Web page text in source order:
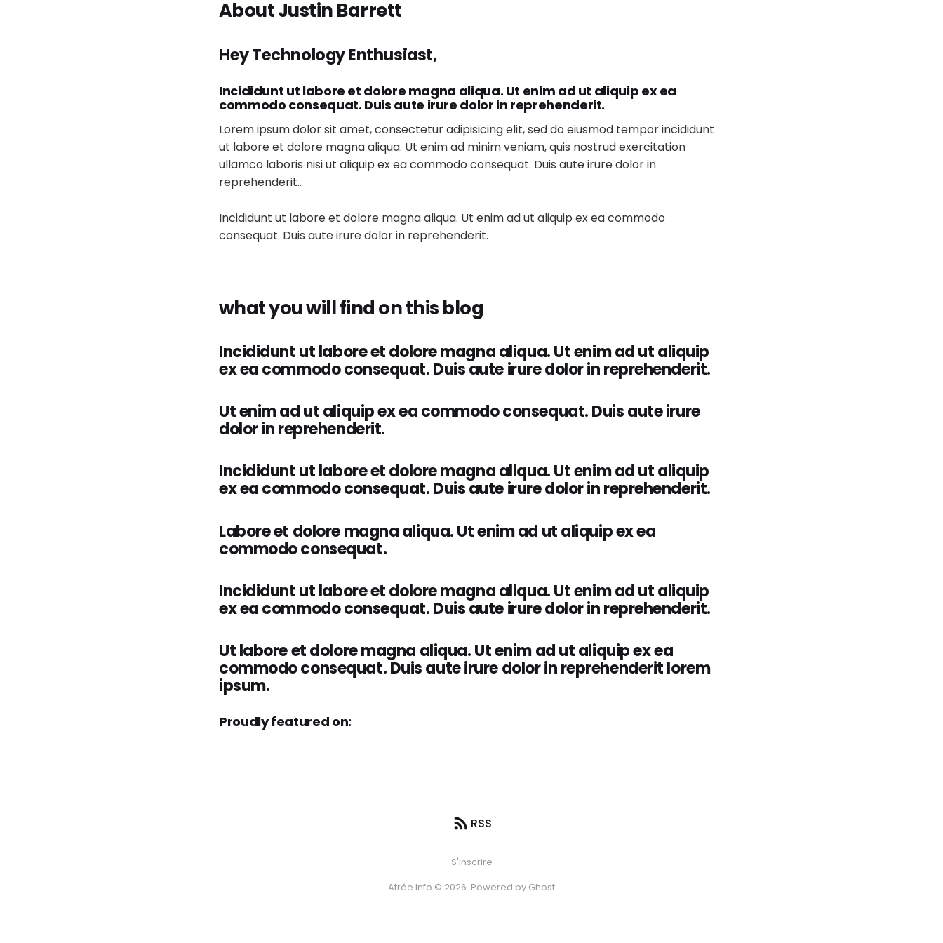
About Justin Barrett
Hey Technology Enthusiast,
Incididunt ut labore et dolore magna aliqua. Ut enim ad ut aliquip ex ea
commodo consequat. Duis aute irure dolor in reprehenderit.
Lorem ipsum dolor sit amet, consectetur adipisicing elit, sed do eiusmod tempor incididunt
ut labore et dolore magna aliqua. Ut enim ad minim veniam, quis nostrud exercitation
ullamco laboris nisi ut aliquip ex ea commodo consequat. Duis aute irure dolor in
reprehenderit..
Incididunt ut labore et dolore magna aliqua. Ut enim ad ut aliquip ex ea commodo
consequat. Duis aute irure dolor in reprehenderit.
what you will find on this blog
Incididunt ut labore et dolore magna aliqua. Ut enim ad ut aliquip
ex ea commodo consequat. Duis aute irure dolor in reprehenderit.
Ut enim ad ut aliquip ex ea commodo consequat. Duis aute irure
dolor in reprehenderit.
Incididunt ut labore et dolore magna aliqua. Ut enim ad ut aliquip
ex ea commodo consequat. Duis aute irure dolor in reprehenderit.
Labore et dolore magna aliqua. Ut enim ad ut aliquip ex ea
commodo consequat.
Incididunt ut labore et dolore magna aliqua. Ut enim ad ut aliquip
ex ea commodo consequat. Duis aute irure dolor in reprehenderit.
Ut labore et dolore magna aliqua. Ut enim ad ut aliquip ex ea
commodo consequat. Duis aute irure dolor in reprehenderit lorem
ipsum.
Proudly featured on:
RSS
S'inscrire
Atrée Info © 2026. Powered by Ghost